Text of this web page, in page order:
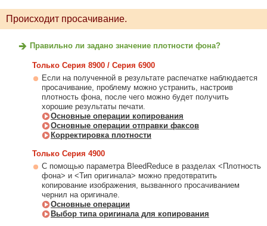
Происходит просачивание.
Правильно ли задано значение плотности фона?
Только Серия 8900 / Серия 6900
Если на полученной в результате распечатке наблюдается
просачивание, проблему можно устранить, настроив
плотность фона, после чего можно будет получить
хорошие результаты печати.
Основные операции копирования
Основные операции отправки факсов
Корректировка плотности
Только Серия 4900
С помощью параметра BleedReduce в разделах <Плотность
фона> и <Тип оригинала> можно предотвратить
копирование изображения, вызванного просачиванием
чернил на оригинале.
Основные операции
Выбор типа оригинала для копирования